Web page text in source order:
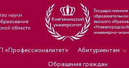
«Профессионалитет» Абитуриентам
Обращения граждан